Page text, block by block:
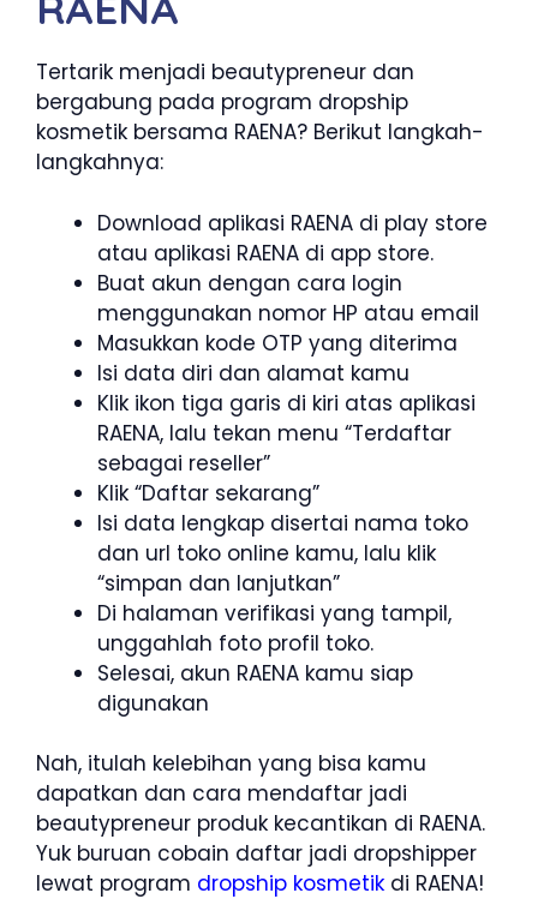
Tertarik menjadi beautypreneur dan
bergabung pada program dropship
kosmetik bersama RAENA? Berikut langkah-
langkahnya:
Download aplikasi RAENA di play store
atau aplikasi RAENA di app store.
Buat akun dengan cara login
menggunakan nomor HP atau email
Masukkan kode OTP yang diterima
Isi data diri dan alamat kamu
Klik ikon tiga garis di kiri atas aplikasi
RAENA, lalu tekan menu “Terdaftar
sebagai reseller”
Klik “Daftar sekarang”
Isi data lengkap disertai nama toko
dan url toko online kamu, lalu klik
“simpan dan lanjutkan”
Di halaman verifikasi yang tampil,
unggahlah foto profil toko.
Selesai, akun RAENA kamu siap
digunakan
Nah, itulah kelebihan yang bisa kamu
dapatkan dan cara mendaftar jadi
beautypreneur produk kecantikan di RAENA.
Yuk buruan cobain daftar jadi dropshipper
lewat program dropship kosmetik di RAENA!